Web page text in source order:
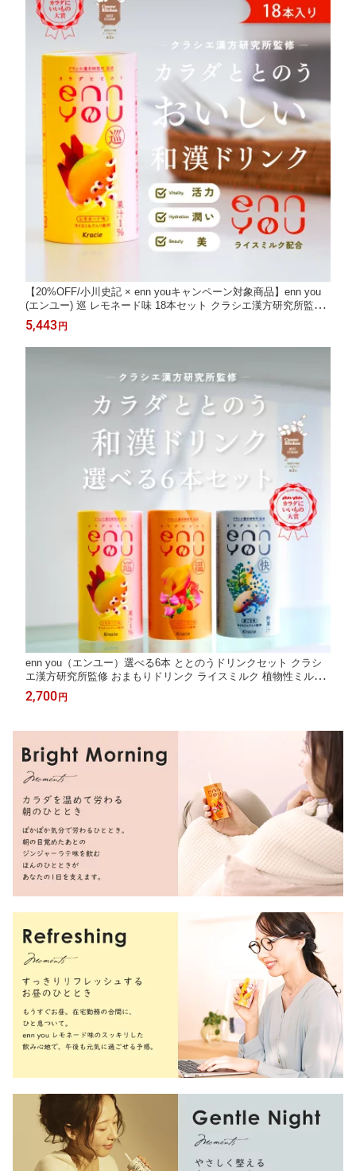
【20%OFF/小川史記 × enn youキャンペーン対象商品】enn you
(エンユー) 巡 レモネード味 18本セット クラシエ漢方研究所監修
和漢ドリンク ライスミルク おまもりドリンク 植物性ミルク 和漢
エキス 生薬 レモン レモネード 揺らぎ 体調 ギフト プレゼント 置
き換え 美肌
5,443 円
enn you（エンユー）選べる6本 ととのうドリンクセット クラシ
エ漢方研究所監修 おまもりドリンク ライスミルク 植物性ミルク
和漢エキス 生薬 揺らぎ 体調 ギフト プレゼント 置き換え 美肌 活
力 常温 詰め合わせ
2,700 円